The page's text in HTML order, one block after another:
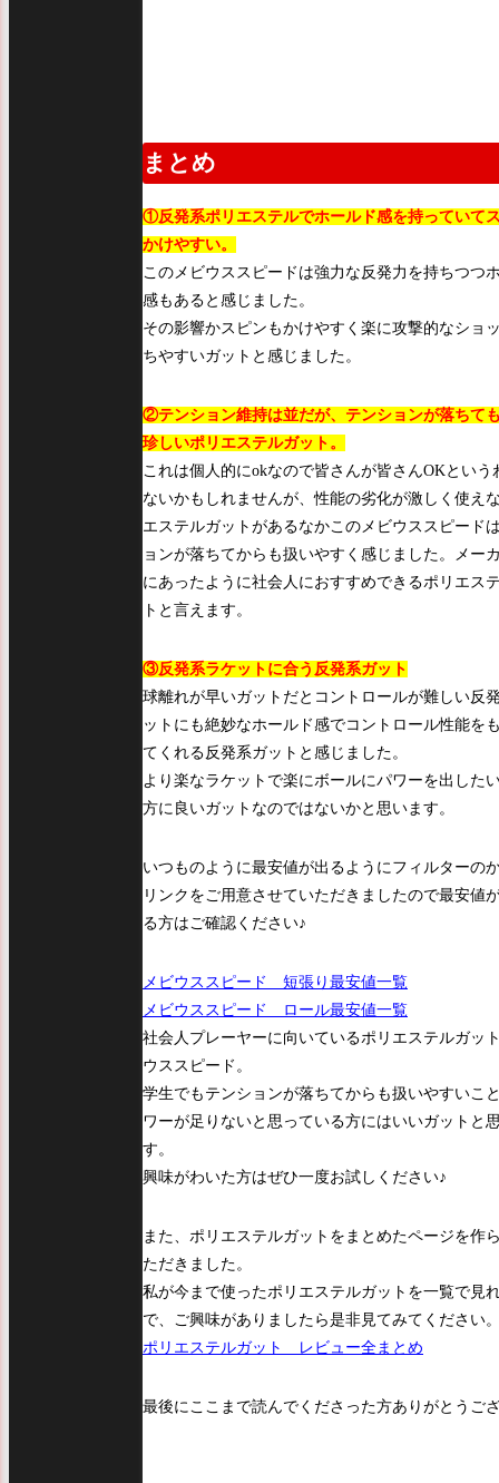
まとめ
①反発系ポリエステルでホールド感を持っていて
かけやすい。
このメビウススピードは強力な反発力を持ちつつ
感もあると感じました。
その影響かスピンもかけやすく楽に攻撃的なショ
ちやすいガットと感じました。
②テンション維持は並だが、テンションが落ちて
珍しいポリエステルガット。
これは個人的にokなので皆さんが皆さんOKという
ないかもしれませんが、性能の劣化が激しく使え
エステルガットがあるなかこのメビウススピード
ョンが落ちてからも扱いやすく感じました。メー
にあったように社会人におすすめできるポリエス
トと言えます。
③反発系ラケットに合う反発系ガット
球離れが早いガットだとコントロールが難しい反
ットにも絶妙なホールド感でコントロール性能を
てくれる反発系ガットと感じました。
より楽なラケットで楽にボールにパワーを出した
方に良いガットなのではないかと思います。
いつものように最安値が出るようにフィルターの
リンクをご用意させていただきましたので最安値
る方はご確認ください♪
メビウススピード 短張り最安値一覧
メビウススピード ロール最安値一覧
社会人プレーヤーに向いているポリエステルガッ
ウススピード。
学生でもテンションが落ちてからも扱いやすいこ
ワーが足りないと思っている方にはいいガットと
す。
興味がわいた方はぜひ一度お試しください♪
また、ポリエステルガットをまとめたページを作
ただきました。
私が今まで使ったポリエステルガットを一覧で見
で、ご興味がありましたら是非見てみてください
ポリエステルガット レビュー全まとめ
最後にここまで読んでくださった方ありがとうご